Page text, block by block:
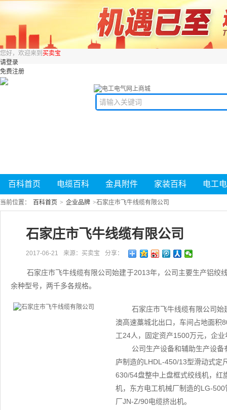
您好，欢迎来到 买卖宝
请登录
免费注册
百科首页 电缆百科 金具附件 家装百科 电工
当前位置： 百科首页 > 企业品牌 >石家庄市飞牛线缆有限公司
石家庄市飞牛线缆有限公司
2017-06-21 来源：买卖宝 分享：
石家庄市飞牛线缆有限公司始建于2013年，公司主要生产铝绞
余种型号，两千多各规格。
石家庄市飞牛线缆有限公司
澳高速藁城北出口，车间占地面积
工24人，固定资产1500万元，企
公司生产设备和辅助生产设
庐制造的LHDL-450/13型滑动式定
630/54盘整中上盘框式绞线机，红
机，东方电工机械厂制造的LG-
厂JN-Z/90电缆挤出机。